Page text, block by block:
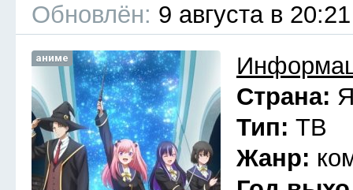
Обновлён: 9 августа в 20:21
аниме
Страна:
Тип: ТВ
Жанр: